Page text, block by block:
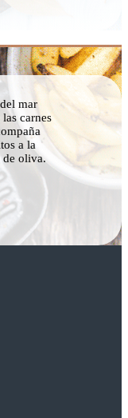
mar
carnes
a la
de oliva.